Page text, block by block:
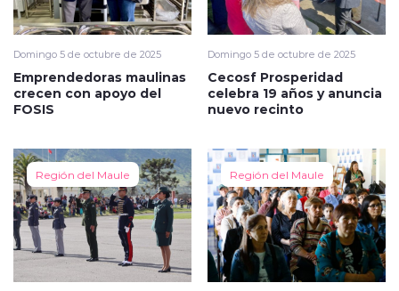
Domingo 5 de octubre de 2025
Emprendedoras maulinas
crecen con apoyo del
FOSIS
Domingo 5 de octubre de 2025
Cecosf Prosperidad
celebra 19 años y anuncia
nuevo recinto
Región del Maule Región del Maule